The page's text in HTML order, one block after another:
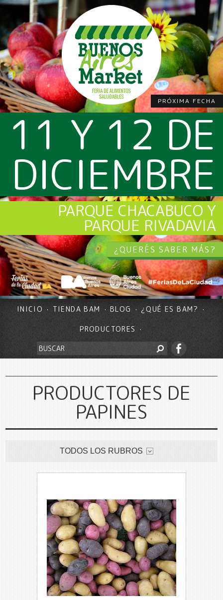
PRÓXIMA FECHA
11 Y 12 DE
DICIEMBRE
PARQUE CHACABUCO Y
PARQUE RIVADAVIA
¿QUERÉS SABER MÁS?
INICIO TIENDA BAM BLOG ¿QUÉ ES BAM?
PRODUCTORES
PRODUCTORES DE
PAPINES
TODOS LOS RUBROS